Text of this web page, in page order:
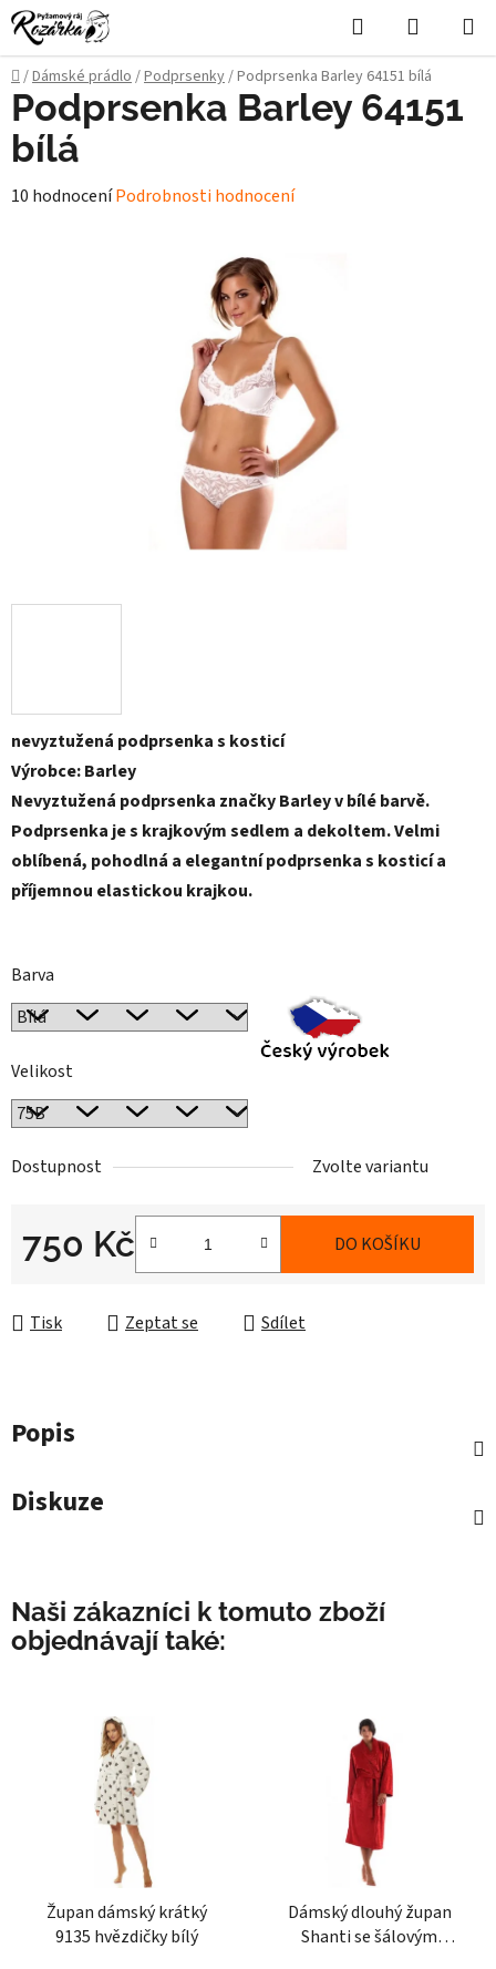
Přejít
na
obsah
Hledat
KOŠÍK
Domů
/Dámské prádlo/Podprsenky/Podprsenka Barley 64151 bílá
nevyztužená podprsenka s kosticí
Výrobce: Barley
Nevyztužená podprsenka značky Barley v bílé barvě.
Podprsenka je s krajkovým sedlem a dekoltem. Velmi
oblíbená, pohodlná a elegantní podprsenka s kosticí a
příjemnou elastickou krajkou.
Barva
Velikost
Dostupnost Zvolte variantu
750 Kč DO KOŠÍKU
Tisk Zeptat se Sdílet
Podprsenka Barley 64151
bílá
Průměrné
10 hodnoceníPodrobnosti hodnocení
Popis
Diskuze
Naši zákazníci k tomuto zboží
objednávají také:
Župan dámský krátký
9135 hvězdičky bílý
Dámský dlouhý župan
Shanti se šálovým